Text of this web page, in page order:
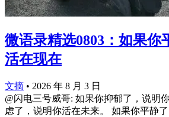
微语录精选0803：如果你
活在现在
文摘 • 2026 年 8 月 3 日
@闪电三号威哥: 如果你抑郁了，说明
虑了，说明你活在未来。 如果你平静